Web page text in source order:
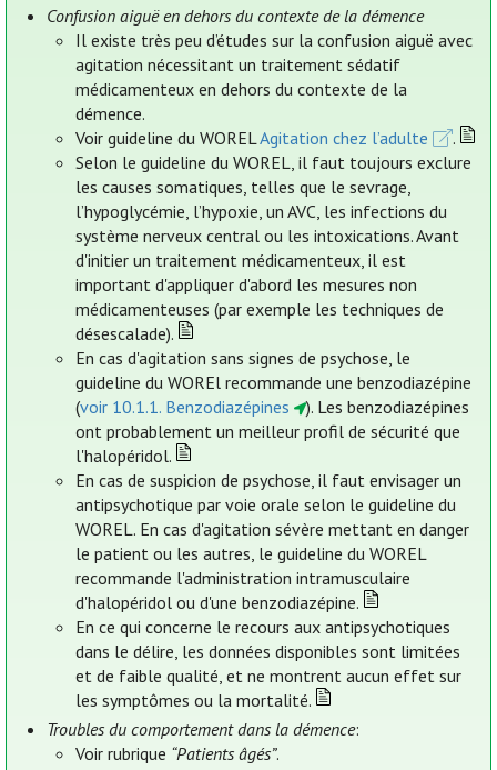
Confusion aiguë en dehors du contexte de la démence
Il existe très peu d’études sur la confusion aiguë avec
agitation nécessitant un traitement sédatif
médicamenteux en dehors du contexte de la
démence.
Voir guideline du WORELAgitation chez l’adulte
.
Selon le guideline du WOREL, il faut toujours exclure
les causes somatiques, telles que le sevrage,
l’hypoglycémie, l’hypoxie, un AVC, les infections du
système nerveux central ou les intoxications. Avant
d'initier un traitement médicamenteux, il est
important d'appliquer d'abord les mesures non
médicamenteuses (par exemple les techniques de
désescalade).
En cas d'agitation sans signes de psychose, le
guideline du WOREl recommande une benzodiazépine
(voir 10.1.1. Benzodiazépines
). Les benzodiazépines
ont probablement un meilleur profil de sécurité que
l'halopéridol.
En cas de suspicion de psychose, il faut envisager un
antipsychotique par voie orale selon le guideline du
WOREL. En cas d'agitation sévère mettant en danger
le patient ou les autres, le guideline du WOREL
recommande l'administration intramusculaire
d'halopéridol ou d'une benzodiazépine.
En ce qui concerne le recours aux antipsychotiques
dans le délire, les données disponibles sont limitées
et de faible qualité, et ne montrent aucun effet sur
les symptômes ou la mortalité.
Troubles du comportement dans la démence:
Voir rubrique “Patients âgés”.